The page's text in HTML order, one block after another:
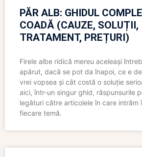
PĂR ALB: GHIDUL
COADĂ (CAUZE, SOLUȚII,
TRATAMENT, PREȚURI)
Firele albe ridică mereu aceleași
apărut, dacă se pot da înapoi, ce e
vrei vopsea și cât costă o soluție
aici, într-un singur ghid, răspunsurile
legături către articolele în care intrăm
fiecare temă.